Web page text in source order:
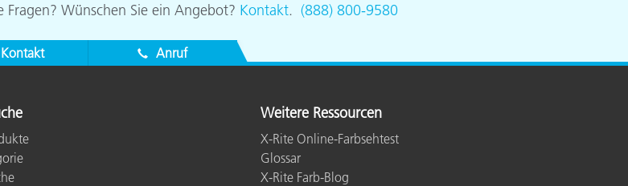
Fragen? Wünschen Sie ein Angebot? Kontakt. (888) 800-9580
Kontakt Anruf
Weitere Ressourcen
X-Rite Online-Farbsehtest
Glossar
X-Rite Farb-Blog